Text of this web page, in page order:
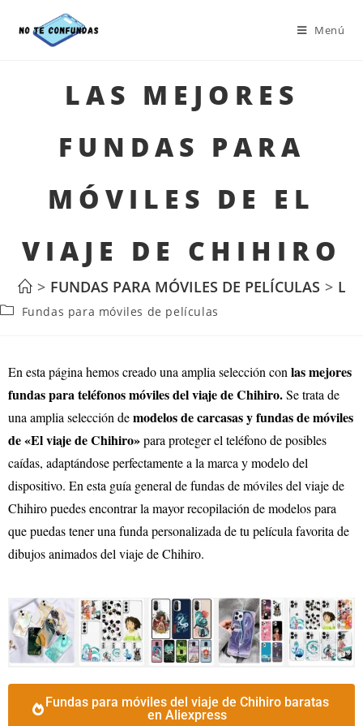
Menú
LAS MEJORES
FUNDAS PARA
MÓVILES DE EL
VIAJE DE CHIHIRO
> FUNDAS PARA MÓVILES DE PELÍCULAS >
Fundas para móviles de películas
En esta página hemos creado una amplia selección con las mejores
fundas para teléfonos móviles del viaje de Chihiro.Se trata de
una amplia selección demodelos de carcasas y fundas de móviles
de «El viaje de Chihiro»para proteger el teléfono de posibles
caídas, adaptándose perfectamente a la marca y modelo del
dispositivo. En esta guía general de fundas de móviles del viaje de
Chihiro puedes encontrar la mayor recopilación de modelos para
que puedas tener una funda personalizada de tu película favorita de
dibujos animados del viaje de Chihiro.
Fundas para móviles del viaje de Chihiro baratas
en Aliexpress